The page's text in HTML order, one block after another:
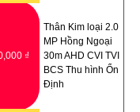
₫
Thân Kim loại 2.0
MP Hồng Ngoại
30m AHD CVI TVI
BCS Thu hình Ổn
Định